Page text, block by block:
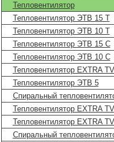
Тепловентилятор
Тепловентилятор ЭТВ 15 Т
Тепловентилятор ЭТВ 10 Т
Тепловентилятор ЭТВ 15 С
Тепловентилятор ЭТВ 10 С
Тепловентилятор EXTRA
Тепловентилятор ЭТВ 5
Спиральный
Тепловентилятор EXTRA
Тепловентилятор EXTRA
Спиральный